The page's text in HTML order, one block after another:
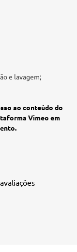
e lavagem;
ao conteúdo do
Vimeo em